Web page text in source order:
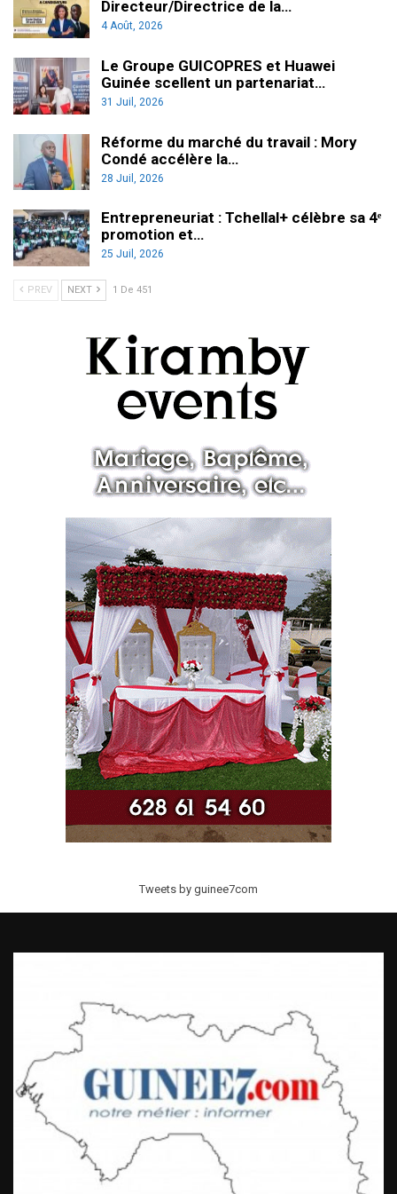
Directeur/Directrice de la…
4 Août, 2026
Le Groupe GUICOPRES et Huawei
Guinée scellent un partenariat…
31 Juil, 2026
Réforme du marché du travail : Mory
Condé accélère la…
28 Juil, 2026
Entrepreneuriat : Tchellal+ célèbre sa 4ᵉ
promotion et…
25 Juil, 2026
PREV NEXT 1 De 451
Tweets by guinee7com